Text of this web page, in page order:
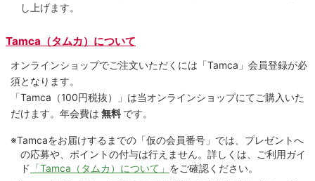
し上げます。
Tamca（タムカ）について
オンラインショップでご注⽂いただくには「Tamca」会員登録が必
須となります。
「Tamca （100円税抜）
」は当オンラインショップにてご購⼊いた
だけます。 年会費は 無料 です。
※Tamcaをお届けするまでの「仮の会員番号」では、プレゼントへ
の応募や、ポイントの付与は⾏えません。詳しくは、ご利⽤ガイ
ド 「Tamca（タムカ）について」 をご確認ください。